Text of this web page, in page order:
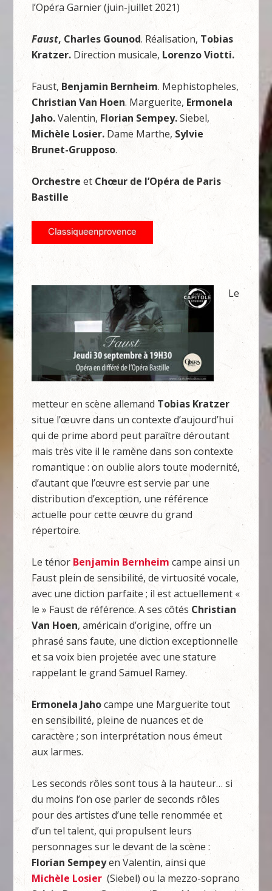
l’Opéra Garnier (juin-juillet 2021)
Faust, Charles Gounod. Réalisation, Tobias
Kratzer. Direction musicale, Lorenzo Viotti.
Faust, Benjamin Bernheim. Mephistopheles,
Christian Van Hoen. Marguerite, Ermonela
Jaho.Valentin, Florian Sempey.Siebel,
Michèle Losier. Dame Marthe, Sylvie
Brunet-Grupposo.
Orchestre et Chœur de l’Opéra de Paris
Bastille
Le
metteur en scène allemand Tobias Kratzer
situe l’œuvre dans un contexte d’aujourd’hui
qui de prime abord peut paraître déroutant
mais très vite il le ramène dans son contexte
romantique : on oublie alors toute modernité,
d’autant que l’œuvre est servie par une
distribution d’exception, une référence
actuelle pour cette œuvre du grand
répertoire.
Le ténor Benjamin Bernheim campe ainsi un
Faust plein de sensibilité, de virtuosité vocale,
avec une diction parfaite ; il est actuellement «
le » Faust de référence. A ses côtés Christian
Van Hoen, américain d’origine, offre un
phrasé sans faute, une diction exceptionnelle
et sa voix bien projetée avec une stature
rappelant le grand Samuel Ramey.
Ermonela Jahocampe une Marguerite tout
en sensibilité, pleine de nuances et de
caractère ; son interprétation nous émeut
aux larmes.
Les seconds rôles sont tous à la hauteur… si
du moins l’on ose parler de seconds rôles
pour des artistes d’une telle renommée et
d’un tel talent, qui propulsent leurs
personnages sur le devant de la scène :
Florian Sempeyen Valentin, ainsi que
Michèle Losier (Siebel) ou la mezzo-soprano